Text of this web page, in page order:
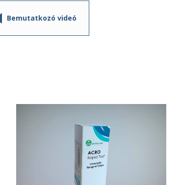
Bemutatkozó videó